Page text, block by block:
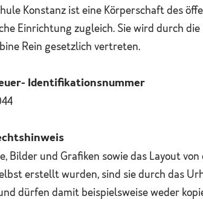
Konstanz ist eine Körperschaft des
Einrichtung zugleich. Sie wird durch die
Rein gesetzlich vertreten.
Identifikationsnummer
Bilder und Grafiken sowie das Layout
erstellt wurden, sind sie durch das
dürfen damit beispielsweise weder